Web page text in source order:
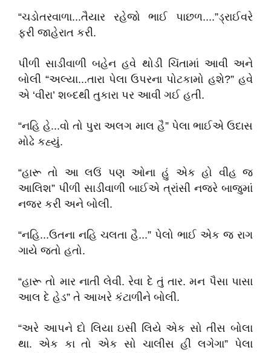
“ચડોતરવાળા...તૈયાર રહેજો ભાઈ પાછળ....”ડ્રાઈવરે
ફરી જાહેરાત કરી.
પીળી સાડીવાળી બહેન હવે થોડી ચિંતામાં આવી અને
બોલી “અલ્યા...તારા પેલા ઉપરના પોટકામો હશે?” હવે
એ ‘વીરા’ શબ્દથી તુકારા પર આવી ગઈ હતી.
“નહિ હે...વો તો પુરા અલગ માલ હૈ” પેલા ભાઈએ ઉદાસ
મોઢે કહ્યું.
“હારૂ તો આ લઉં પણ ઓના હું એક હો વીહ જ
આલિશ” પીળી સાડીવાળી બાઈએ ત્રાંસી નજરે બાજુમાં
નજર કરી અને બોલી.
“નહિ...ઉતના નહિ ચલતા હૈ...” પેલો ભાઈ એક જ રાગ
ગાયે જતો હતો.
“હારૂ તો માર નાતી લેવી. રેવા દે તું તાર. મન પૈસા પાસા
આલ દે હેડ” તે આખરે કંટાળીને બોલી.
“અરે આપને દો લિયા ઇસી લિયે એક સો તીસ બોલા
થા. એક કા તો એક સો ચાલીસ હી લગેગા” પેલા